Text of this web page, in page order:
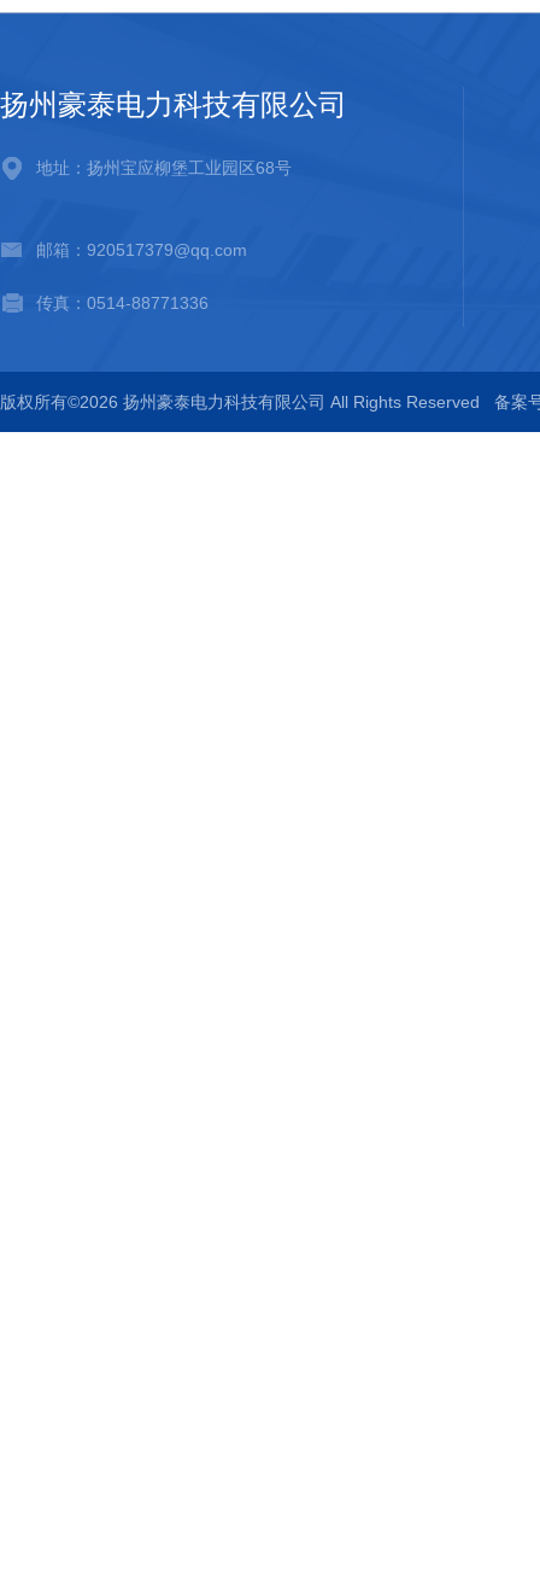
扬州豪泰电力科技有限公司
地址：扬州宝应柳堡工业园区68号
邮箱：920517379@qq.com
传真：0514-88771336
版权所有©2026 扬州豪泰电力科技有限公司 All Rights Reserved 备案